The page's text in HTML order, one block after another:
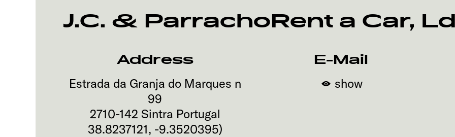
J.C. & ParrachoRent a Car,
Address
Estrada da Granja do Marques n
99
2710-142 Sintra Portugal
38.8237121, -9.3520395)
E-Mail
show